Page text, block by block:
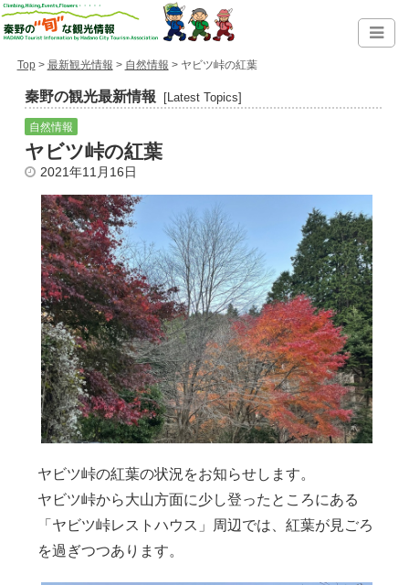
Top> 最新観光情報 > 自然情報 > ヤビツ峠の紅葉
秦野の観光最新情報 [Latest Topics]
自然情報
ヤビツ峠の紅葉
2021年11月16日
ヤビツ峠の紅葉の状況をお知らせします。
ヤビツ峠から大山方面に少し登ったところにある
「ヤビツ峠レストハウス」周辺では、紅葉が見ごろ
を過ぎつつあります。